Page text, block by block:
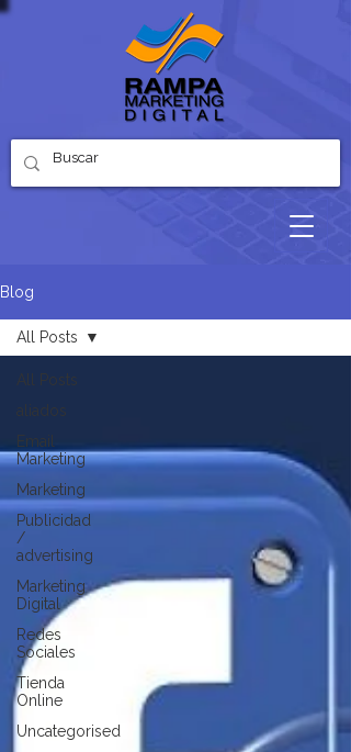
Blog
All Posts
aliados
Email
Marketing
Marketing
Publicidad
/
advertising
Marketing
Digital
Redes
Sociales
Tienda
Online
Uncategorised
All Posts